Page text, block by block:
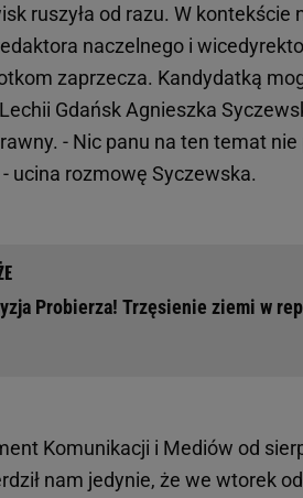
ruszyła od razu. W
naczelnego i
zaprzecza. Kandydatką
Gdańsk Agnieszka
- Nic panu na ten temat
ucina rozmowę Syczewska.
Probierza! Trzęsienie ziemi w
Komunikacji i Mediów od
nam jedynie, że we wtorek